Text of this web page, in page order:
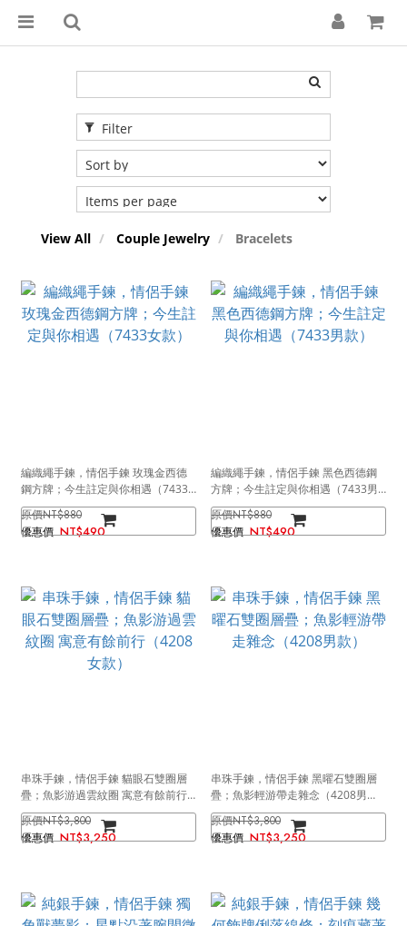
Filter
View All Couple Jewelry Bracelets
編織繩手鍊，情侶手鍊 玫瑰金西德
鋼方牌；今生註定與你相遇（7433
女款）
NT$880
NT$490
編織繩手鍊，情侶手鍊 黑色西德鋼
方牌；今生註定與你相遇（7433男
款）
NT$880
NT$490
串珠手鍊，情侶手鍊 貓眼石雙圈層
疊；魚影游過雲紋圈 寓意有餘前行
（4208女款）
NT$3,800
NT$3,250
串珠手鍊，情侶手鍊 黑曜石雙圈層
疊；魚影輕游帶走雜念（4208男
款）
NT$3,800
NT$3,250